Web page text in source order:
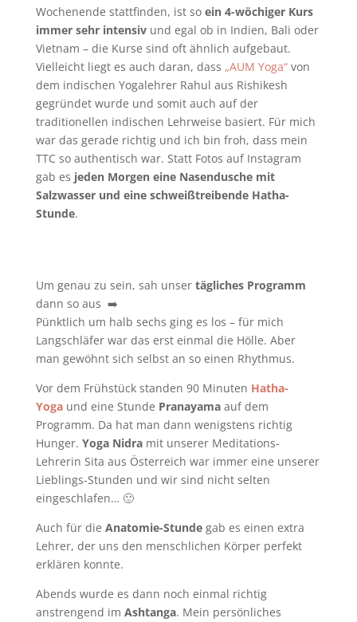
Wochenende stattfinden, ist so ein 4-wöchiger Kurs
immer sehr intensivund egal ob in Indien, Bali oder
Vietnam – die Kurse sind oft ähnlich aufgebaut.
Vielleicht liegt es auch daran, dass „AUM Yoga“von
dem indischen Yogalehrer Rahul aus Rishikesh
gegründet wurde und somit auch auf der
traditionellen indischen Lehrweise basiert. Für mich
war das gerade richtig und ich bin froh, dass mein
TTC so authentisch war. Statt Fotos auf Instagram
gab es jeden Morgen eine Nasendusche mit
Salzwasser und eine schweißtreibende Hatha-
Stunde.
Um genau zu sein, sah unser tägliches Programm
dann so aus ➡️
Pünktlich um halb sechs ging es los – für mich
Langschläfer war das erst einmal die Hölle. Aber
man gewöhnt sich selbst an so einen Rhythmus.
Vor dem Frühstück standen 90 Minuten Hatha-
Yogaund eine Stunde Pranayamaauf dem
Programm. Da hat man dann wenigstens richtig
Hunger. Yoga Nidramit unserer Meditations-
Lehrerin Sita aus Österreich war immer eine unserer
Lieblings-Stunden und wir sind nicht selten
eingeschlafen… 🙂
Auch für die Anatomie-Stundegab es einen extra
Lehrer, der uns den menschlichen Körper perfekt
erklären konnte.
Abends wurde es dann noch einmal richtig
anstrengend im Ashtanga. Mein persönliches